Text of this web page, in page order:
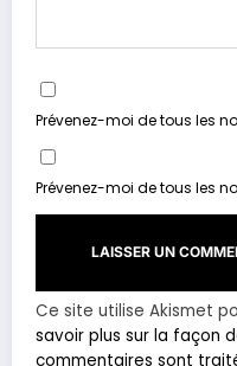
Prévenez-moi de tous les
Prévenez-moi de tous les
Ce site utilise Akismet
savoir plus sur la façon
commentaires sont